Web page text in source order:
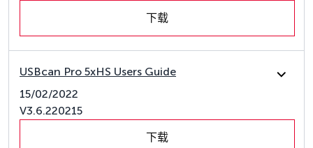
下载
USBcan Pro 5xHS Users Guide
15/02/2022
V3.6.220215
下载